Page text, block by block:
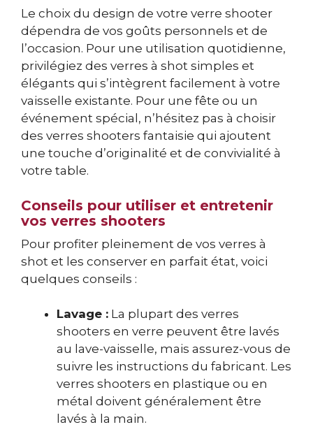
Le choix du design de votre verre shooter
dépendra de vos goûts personnels et de
l’occasion. Pour une utilisation quotidienne,
privilégiez des verres à shot simples et
élégants qui s’intègrent facilement à votre
vaisselle existante. Pour une fête ou un
événement spécial, n’hésitez pas à choisir
des verres shooters fantaisie qui ajoutent
une touche d’originalité et de convivialité à
votre table.
Conseils pour utiliser et entretenir
vos verres shooters
Pour profiter pleinement de vos verres à
shot et les conserver en parfait état, voici
quelques conseils :
Lavage : La plupart des verres
shooters en verre peuvent être lavés
au lave-vaisselle, mais assurez-vous de
suivre les instructions du fabricant. Les
verres shooters en plastique ou en
métal doivent généralement être
lavés à la main.